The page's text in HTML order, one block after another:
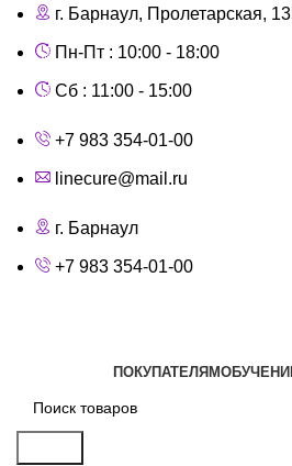
г. Барнаул, Пролетарская,
Пн-Пт : 10:00 - 18:00
Сб : 11:00 - 15:00
+7 983 354-01-00
linecure@mail.ru
г. Барнаул
+7 983 354-01-00
ПОКУПАТЕЛЯМ